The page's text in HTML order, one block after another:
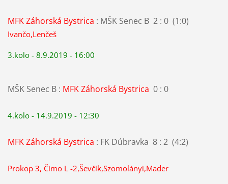
MFK Záhorská Bystrica : MŠK Senec B 2 : 0 (1:0)
Ivančo,Lenčeš
3.kolo - 8.9.2019 - 16:00
MŠK Senec B : MFK Záhorská Bystrica 0 : 0
4.kolo - 14.9.2019 - 12:30
MFK Záhorská Bystrica : FK Dúbravka 8 : 2 (4:2)
Prokop 3, Čimo L -2,Ševčík,Szomolányi,Mader